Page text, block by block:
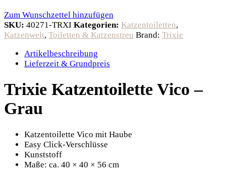
Zum Wunschzettel hinzufügen
SKU: 40271-TRXI Kategorien: Katzentoiletten,
Katzenwelt, Toiletten & Katzenstreu Brand: Trixie
Artikelbeschreibung
Lieferzeit & Grundpreis
Trixie Katzentoilette Vico –
Grau
Katzentoilette Vico mit Haube
Easy Click-Verschlüsse
Kunststoff
Maße: ca. 40 × 40 × 56 cm